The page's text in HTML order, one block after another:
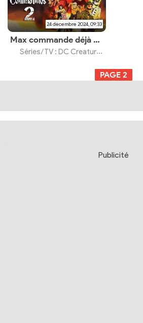
24 décembre 2024, 09:33
Max commande déjà une saison 2
Séries/TV : DC Creature Commandos
PAGE 2
Publicité